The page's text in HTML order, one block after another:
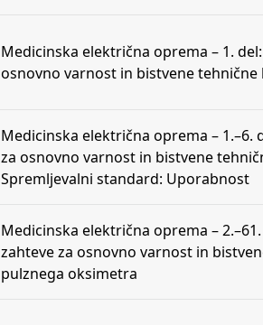
Medicinska električna oprema – 1.
osnovno varnost in bistvene tehnične
Medicinska električna oprema – 1.–6.
za osnovno varnost in bistvene
Spremljevalni standard: Uporabnost
Medicinska električna oprema –
zahteve za osnovno varnost in
pulznega oksimetra